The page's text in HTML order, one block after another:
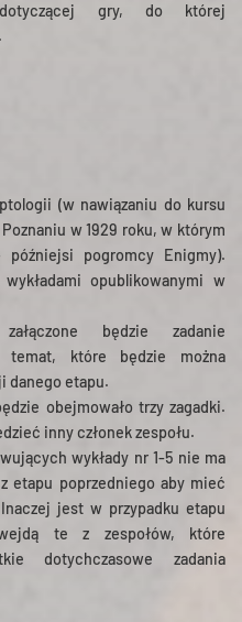
dotyczącej gry, do której
(w nawiązaniu do kursu
w 1929 roku, w którym
późniejsi pogromcy Enigmy).
opublikowanymi w
będzie zadanie
temat, które będzie można
danego etapu.
obejmowało trzy zagadki.
inny członek zespołu.
wykłady nr 1-5 nie ma
etapu poprzedniego aby mieć
jest w przypadku etapu
te z zespołów, które
dotychczasowe zadania